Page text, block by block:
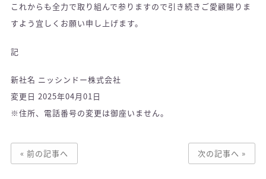
これからも全力で取り組んで参りますので引き続きご愛顧賜りま
すよう宜しくお願い申し上げます。
記
新社名 ニッシンドー株式会社
変更日 2025年04月01日
※住所、電話番号の変更は御座いません。
« 前の記事へ 次の記事へ »